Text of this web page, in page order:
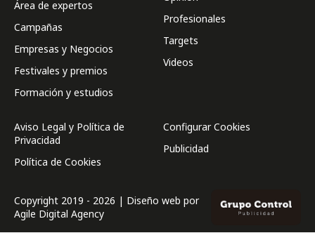
Área de expertos
Campañas
Empresas y Negocios
Festivales y premios
Formación y estudios
Profesionales
Targets
Videos
Aviso Legal y Política de
Privacidad
Política de Cookies
Configurar Cookies
Publicidad
Copyright 2019 - 2026 | Diseño web por
Agile Digital Agency